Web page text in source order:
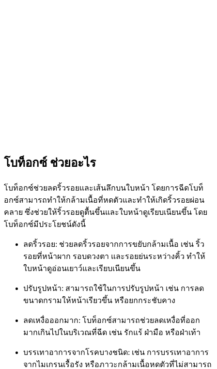
โบท็อกซ์ ช่วยอะไร
โบท็อกซ์ช่วยลดริ้วรอยและเส้นลึกบนใบหน้า โดยการฉีดโบท็
อกซ์สามารถทำให้กล้ามเนื้อที่หดตัวและทำให้เกิดริ้วรอยผ่อน
คลาย ซึ่งช่วยให้ริ้วรอยดูตื้นขึ้นและใบหน้าดูเรียบเนียนขึ้น โดย
โบท็อกซ์มีประโยชน์ดังนี้
ลดริ้วรอย: ช่วยลดริ้วรอยจากการขยับกล้ามเนื้อ เช่น ริ้ว
รอยที่หน้าผาก รอบดวงตา และรอยย่นระหว่างคิ้ว ทำให้
ใบหน้าดูอ่อนเยาว์และเรียบเนียนขึ้น
ปรับรูปหน้า: สามารถใช้ในการปรับรูปหน้า เช่น การลด
ขนาดกรามให้หน้าเรียวขึ้น หรือยกกระชับคาง
ลดเหงื่อออกมาก: โบท็อกซ์สามารถช่วยลดเหงื่อที่ออก
มากเกินไปในบริเวณที่ฉีด เช่น รักแร้ ฝ่ามือ หรือฝ่าเท้า
บรรเทาอาการจากโรคบางชนิด: เช่น การบรรเทาอาการ
จากไมเกรนเรื้อรัง หรือภาวะกล้ามเนื้อหดตัวที่ไม่สามารถ